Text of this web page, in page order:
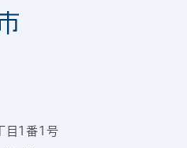
目1番1号